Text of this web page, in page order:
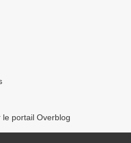
le portail Overblog